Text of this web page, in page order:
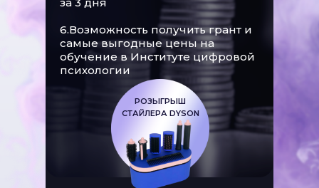
6.Возможность получить грант и
самые выгодные цены на
обучение в Институте цифровой
психологии
РОЗЫГРЫШ
СТАЙЛЕРА DYSON